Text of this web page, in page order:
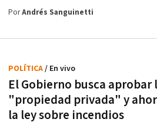
PorAndrés Sanguinetti
El Gobierno busca aprobar
"propiedad privada" y
la ley sobre incendios
POLÍTICA/ En vivo